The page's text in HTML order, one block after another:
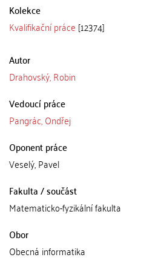
Kolekce
Kvalifikační práce [12374]
Autor
Drahovský, Robin
Vedoucí práce
Pangrác, Ondřej
Oponent práce
Veselý, Pavel
Fakulta / součást
Matematicko-fyzikální fakulta
Obor
Obecná informatika